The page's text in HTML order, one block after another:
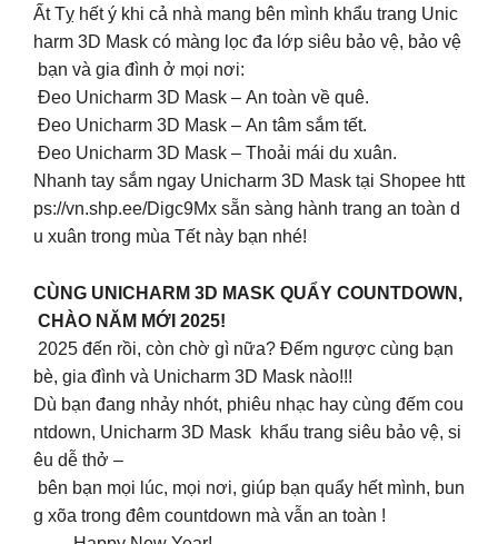
Ất Tỵ hết ý khi cả nhà mang bên mình khẩu trang Unic
harm 3D Mask có màng lọc đa lớp siêu bảo vệ, bảo vệ
bạn và gia đình ở mọi nơi:
Đeo Unicharm 3D Mask – An toàn về quê.
Đeo Unicharm 3D Mask – An tâm sắm tết.
Đeo Unicharm 3D Mask – Thoải mái du xuân.
Nhanh tay sắm ngay Unicharm 3D Mask tại Shopee htt
ps://vn.shp.ee/Digc9Mx sẵn sàng hành trang an toàn d
u xuân trong mùa Tết này bạn nhé!
CÙNG UNICHARM 3D MASK QUẨY COUNTDOWN,
CHÀO NĂM MỚI 2025!
2025 đến rồi, còn chờ gì nữa? Đếm ngược cùng bạn
bè, gia đình và Unicharm 3D Mask nào!!!
Dù bạn đang nhảy nhót, phiêu nhạc hay cùng đếm cou
ntdown, Unicharm 3D Mask khẩu trang siêu bảo vệ, si
êu dễ thở –
bên bạn mọi lúc, mọi nơi, giúp bạn quẩy hết mình, bun
g xõa trong đêm countdown mà vẫn an toàn !